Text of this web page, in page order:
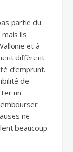
partie du
ils
et à
diffèrent
d’emprunt.
de
un
ne
beaucoup